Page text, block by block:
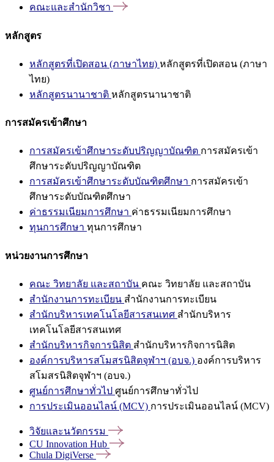
คณะและสำนักวิชา
หลักสูตร
หลักสูตรที่เปิดสอน (ภาษาไทย) หลักสูตรที่เปิดสอน (ภาษา
ไทย)
หลักสูตรนานาชาติ หลักสูตรนานาชาติ
การสมัครเข้าศึกษา
การสมัครเข้าศึกษาระดับปริญญาบัณฑิต การสมัครเข้า
ศึกษาระดับปริญญาบัณฑิต
การสมัครเข้าศึกษาระดับบัณฑิตศึกษา การสมัครเข้า
ศึกษาระดับบัณฑิตศึกษา
ค่าธรรมเนียมการศึกษา ค่าธรรมเนียมการศึกษา
ทุนการศึกษา ทุนการศึกษา
หน่วยงานการศึกษา
คณะ วิทยาลัย และสถาบัน คณะ วิทยาลัย และสถาบัน
สำนักงานการทะเบียน สำนักงานการทะเบียน
สำนักบริหารเทคโนโลยีสารสนเทศ สำนักบริหาร
เทคโนโลยีสารสนเทศ
สำนักบริหารกิจการนิสิต สำนักบริหารกิจการนิสิต
องค์การบริหารสโมสรนิสิตจุฬาฯ (อบจ.) องค์การบริหาร
สโมสรนิสิตจุฬาฯ (อบจ.)
ศูนย์การศึกษาทั่วไป ศูนย์การศึกษาทั่วไป
การประเมินออนไลน์ (MCV) การประเมินออนไลน์ (MCV)
วิจัยและนวัตกรรม
CU Innovation Hub
Chula DigiVerse